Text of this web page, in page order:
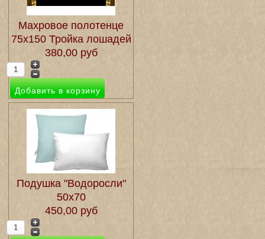
Махровое полотенце
75х150 Тройка лошадей
380,00 руб
Подушка "Водоросли"
50х70
450,00 руб